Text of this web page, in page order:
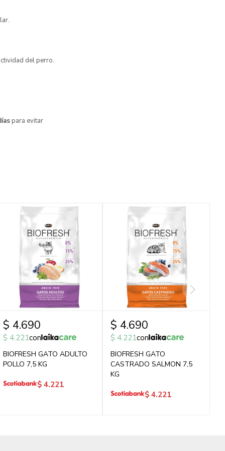
del perro.
para evitar
$ 4.690
$ 4.221con
BIOFRESH GATO ADULTO
POLLO 7,5 KG
$ 4.221
$ 4.690
$ 4.221con
BIOFRESH GATO
CASTRADO SALMON 7,5
KG
$ 4.221